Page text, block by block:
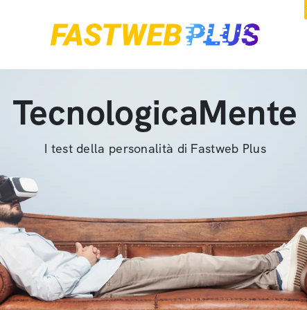
TecnologicaMente
I test della personalità di Fastweb Plus